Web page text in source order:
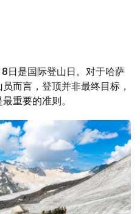
8日是国际登山日。对于哈萨
而言，登顶并非最终目标，
重要的准则。